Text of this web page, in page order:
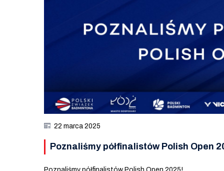
22 marca 2025
Poznaliśmy półfinalistów Polish Open